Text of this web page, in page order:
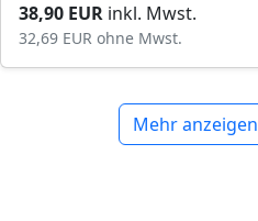
38,90 EUR inkl. Mwst.
32,69 EUR ohne Mwst.
Mehr anzeigen